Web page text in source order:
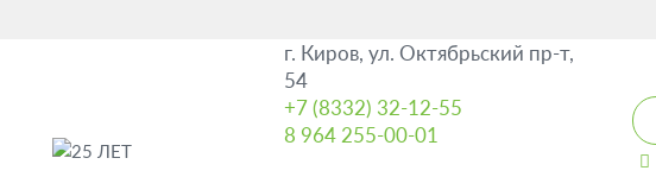
г. Киров, ул. Октябрьский пр-т,
54
+7 (8332) 32-12-55
8 964 255-00-01